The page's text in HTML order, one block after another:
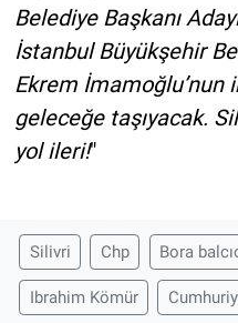
Belediye Başkanı
İstanbul Büyükşehir
Ekrem
geleceğe taşıyacak.
yol ileri!"
Silivri Chp Bora
Ibrahim Kömür